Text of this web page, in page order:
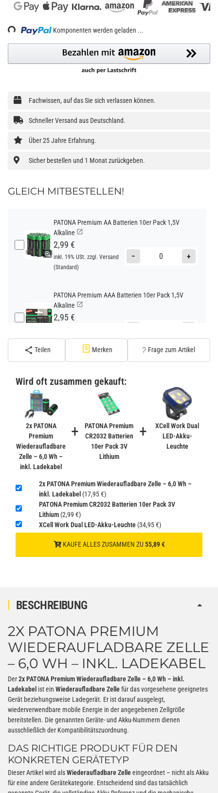
Komponenten werden geladen ...
Fachwissen, auf das Sie sich verlassen können.
Schneller Versand aus Deutschland.
Über 25 Jahre Erfahrung.
Sicher bestellen und 1 Monat zurückgeben.
GLEICH MITBESTELLEN!
PATONA Premium AA Batterien 10er Pack 1,5V
Alkaline
2,99 €
inkl. 19% USt. zzgl. Versand
(Standard)
− +
PATONA Premium AAA Batterien 10er Pack 1,5V
Alkaline
2,95 €
(Standard)
Lithium
inkl. 19% USt. zzgl. Versand
(Gefahrgut UN3090 Versand
gem. SV188 ADR)
+
Verbatim Cool'n'Go AirJet Handventilator 4000mAh
Grau Lila
inkl. 19% USt. zzgl.Versand
(Gefahrgut UN3480 Versand
gem. SV188 ADR)
− +
Teilen Merken Frage zum Artikel
Wird oft zusammen gekauft:
2x PATONA
Premium
Wiederaufladbare
Zelle – 6,0 Wh –
inkl. Ladekabel
+
PATONA Premium
CR2032 Batterien
10er Pack 3V
Lithium
+
XCell Work Dual
LED-Akku-
Leuchte
2x PATONA Premium Wiederaufladbare Zelle – 6,0 Wh –
inkl. Ladekabel (17,95 €)
PATONA Premium CR2032 Batterien 10er Pack 3V
Lithium (2,99 €)
XCell Work Dual LED-Akku-Leuchte (34,95 €)
KAUFE ALLES ZUSAMMEN ZU 55,89 €
BESCHREIBUNG
2X PATONA PREMIUM
WIEDERAUFLADBARE ZELLE
– 6,0 WH – INKL. LADEKABEL
Der2x PATONA Premium Wiederaufladbare Zelle – 6,0 Wh – inkl.
Ladekabel ist ein Wiederaufladbare Zellefür das vorgesehene geeignetes
Gerät beziehungsweise Ladegerät. Er ist darauf ausgelegt,
wiederverwendbare mobile Energie in der angegebenen Zellgröße
bereitstellen. Die genannten Geräte- und Akku-Nummern dienen
ausschließlich der Kompatibilitätszuordnung.
DAS RICHTIGE PRODUKT FÜR DEN
KONKRETEN GERÄTETYP
Dieser Artikel wird alsWiederaufladbare Zelleeingeordnet – nicht als Akku
für eine andere Gerätekategorie. Entscheidend sind das tatsächlich